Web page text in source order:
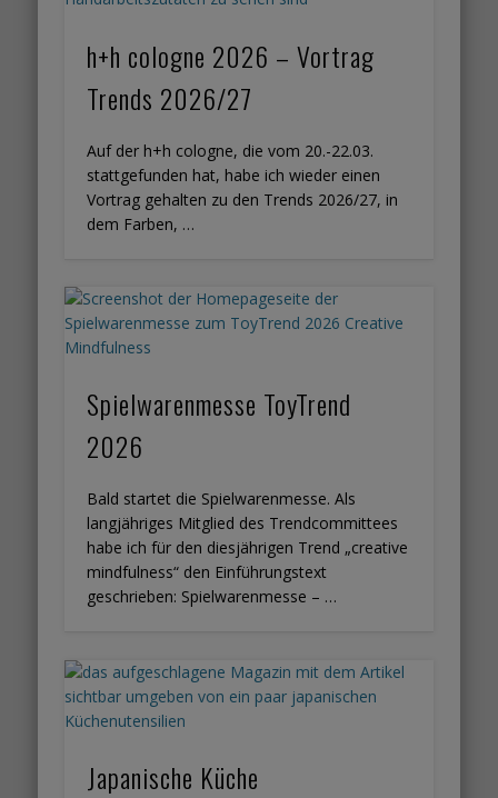
h+h cologne 2026 – Vortrag
Trends 2026/27
Auf der h+h cologne, die vom 20.-22.03.
stattgefunden hat, habe ich wieder einen
Vortrag gehalten zu den Trends 2026/27, in
dem Farben, …
Spielwarenmesse ToyTrend
2026
Bald startet die Spielwarenmesse. Als
langjähriges Mitglied des Trendcommittees
habe ich für den diesjährigen Trend „creative
mindfulness“ den Einführungstext
geschrieben: Spielwarenmesse – …
Japanische Küche